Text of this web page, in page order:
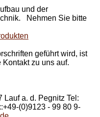
und der
Nehmen Sie bitte
geführt wird, ist
Kontaktzu uns auf.
Lauf a. d. Pegnitz Tel:
(0)9123 - 99 80 9-